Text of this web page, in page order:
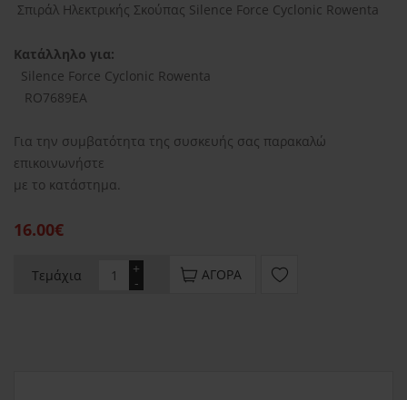
Σπιράλ Ηλεκτρικής Σκούπας Silence Force Cyclonic Rowenta
Κατάλληλο για:
Silence Force Cyclonic Rowenta
RO7689EA
Για την συμβατότητα της συσκευής σας παρακαλώ
επικοινωνήστε
με το κατάστημα.
16.00€
Τεμάχια -
+ ΑΓΟΡΆ